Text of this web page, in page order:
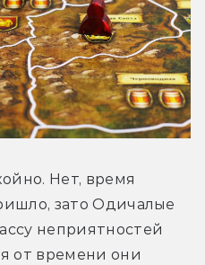
Нет, время
зато Одичалые
неприятностей
от времени они